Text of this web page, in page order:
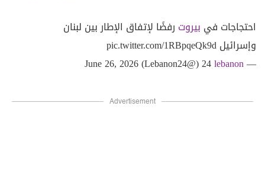
احتجاجات في بيروت رفضًا لإتفاق الإطار بين لبنان
وإسرائيلpic.twitter.com/1RBpqeQk9d
—
lebanon
June 26, 2026
Advertisement